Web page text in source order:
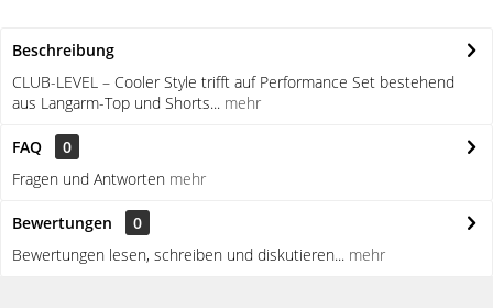
Beschreibung
CLUB-LEVEL – Cooler Style trifft auf Performance Set bestehend
aus Langarm-Top und Shorts... mehr
FAQ
0
Fragen und Antworten mehr
Bewertungen
0
Bewertungen lesen, schreiben und diskutieren... mehr